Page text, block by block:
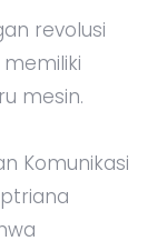
revolusi
mesin.
Komunikasi